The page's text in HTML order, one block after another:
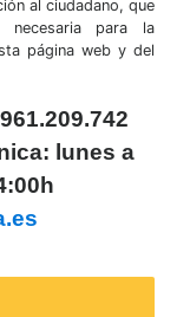
al ciudadano, que
necesaria para la
página web y del
lunes a